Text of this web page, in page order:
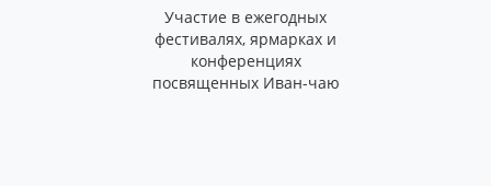
Участие в ежегодных
фестивалях, ярмарках и
конференциях
посвященных Иван-чаю